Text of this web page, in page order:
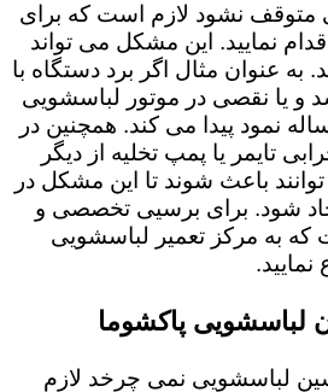
متوقف نشود لازم است که برای
نمایید. این مشکل می تواند
به عنوان مثال اگر برد دستگاه با
و یا نقصی در موتور لباسشویی
نمود پیدا می کند. همچنین در
تایمر یا پمپ تخلیه از دیگر
باعث شوند تا این مشکل در
شود. برای برسیی تخصصی و
که به مرکز تعمیر لباسشویی
پاکشوما
لباسشویی نمی چرخد لازم